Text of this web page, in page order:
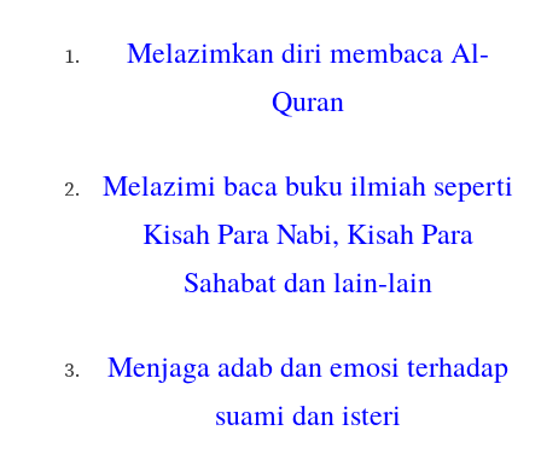
Melazimkan diri membaca Al-
Quran
Melazimi baca buku ilmiah seperti
Kisah Para Nabi, Kisah Para
Sahabat dan lain-lain
Menjaga adab dan emosi terhadap
suami dan isteri